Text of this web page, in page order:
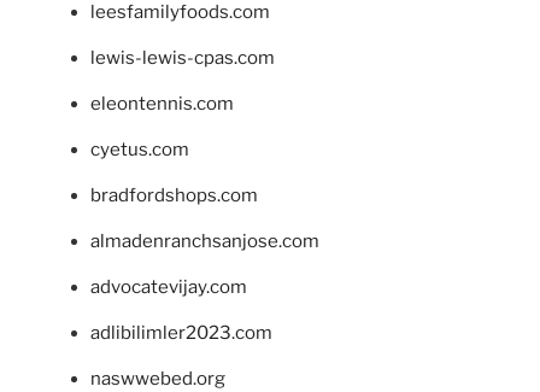
leesfamilyfoods.com
lewis-lewis-cpas.com
eleontennis.com
cyetus.com
bradfordshops.com
almadenranchsanjose.com
advocatevijay.com
adlibilimler2023.com
naswwebed.org